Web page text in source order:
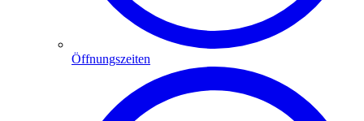
Öffnungszeiten